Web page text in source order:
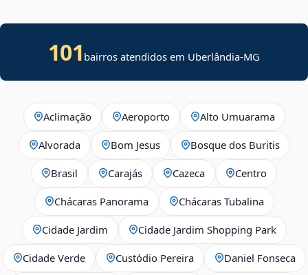
101 bairros atendidos em Uberlândia-MG
Aclimação Aeroporto Alto Umuarama
Alvorada Bom Jesus Bosque dos Buritis
Brasil Carajás Cazeca Centro
Chácaras Panorama Chácaras Tubalina
Cidade Jardim Cidade Jardim Shopping Park
Cidade Verde Custódio Pereira Daniel Fonseca